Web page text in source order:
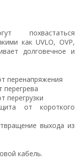
похвастаться
как UVLO, OVP,
долговечное и
перенапряжения
перегрузки
от короткого
выхода из
кабель.